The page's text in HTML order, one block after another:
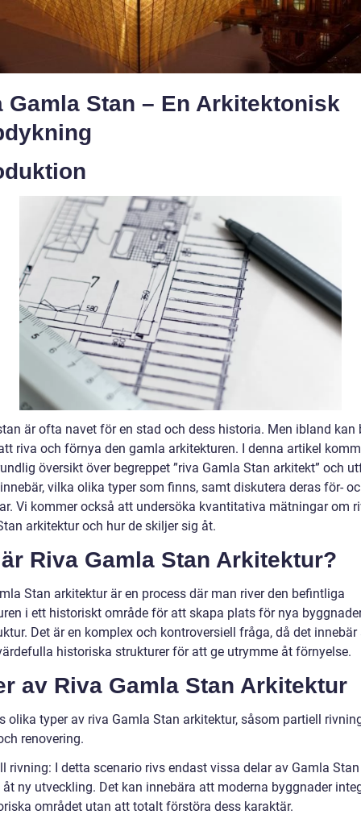
Gamla Stan – En Arkitektonisk
är ofta navet för en stad och dess historia. Men ibland kan
riva och förnya den gamla arkitekturen. I denna artikel
översikt över begreppet ”riva Gamla Stan arkitekt” och
vilka olika typer som finns, samt diskutera deras för-
Vi kommer också att undersöka kvantitativa mätningar om
arkitektur och hur de skiljer sig åt.
Riva Gamla Stan Arkitektur?
Stan arkitektur är en process där man river den befintliga
i ett historiskt område för att skapa plats för nya
Det är en komplex och kontroversiell fråga, då det innebär
historiska strukturer för att ge utrymme åt förnyelse.
av Riva Gamla Stan Arkitektur
olika typer av riva Gamla Stan arkitektur, såsom partiell
renovering.
rivning: I detta scenario rivs endast vissa delar av Gamla
ny utveckling. Det kan innebära att moderna byggnader
området utan att totalt förstöra dess karaktär.